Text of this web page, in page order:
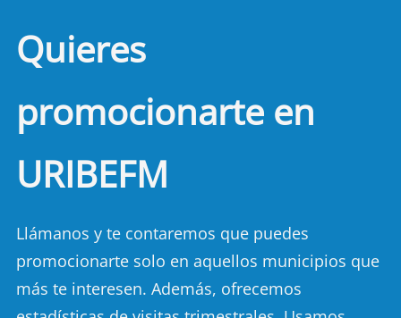
Quieres
promocionarte en
URIBEFM
Llámanos y te contaremos que puedes
promocionarte solo en aquellos municipios que
más te interesen. Además, ofrecemos